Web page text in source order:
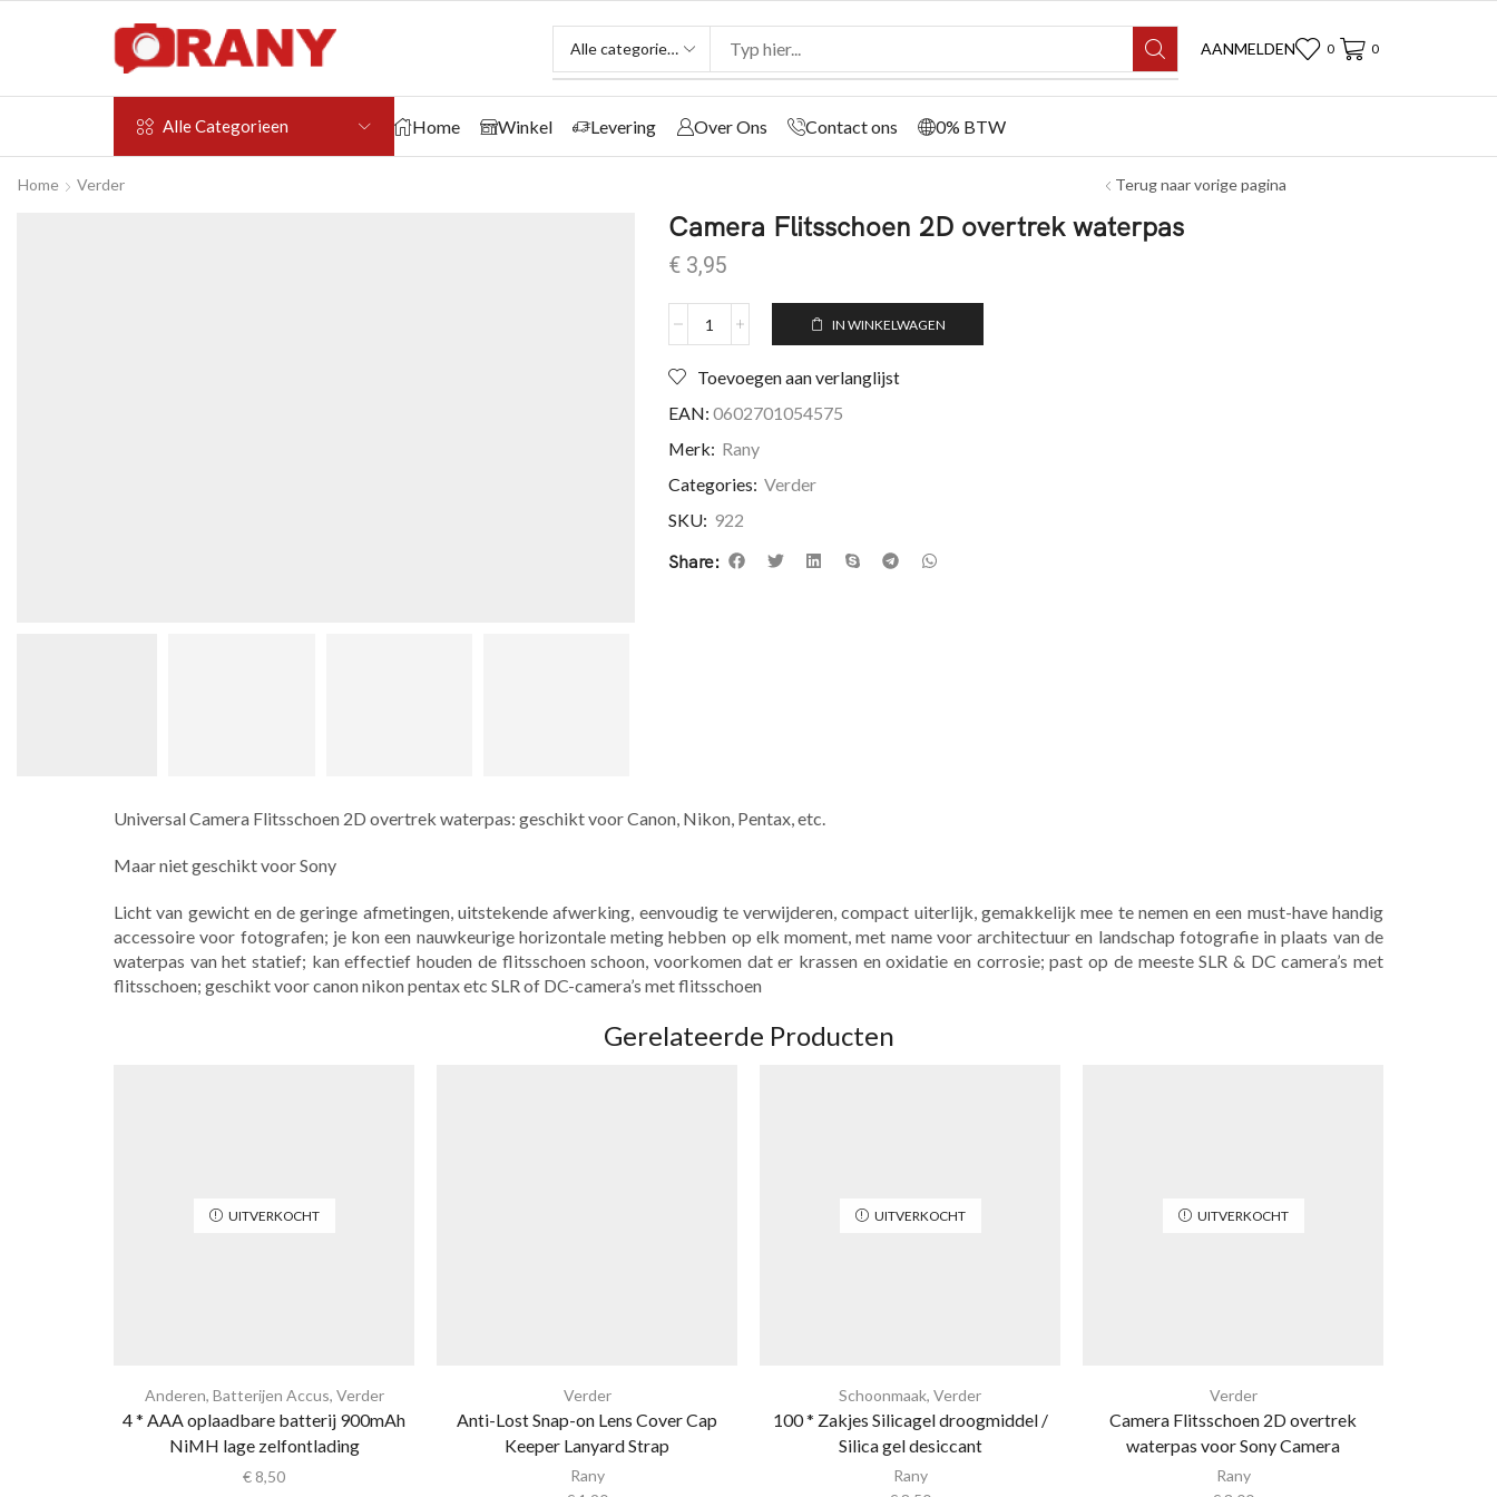
AANMELDEN 0 0
Alle Categorieen Home Winkel Levering Over Ons Contact ons 0% BTW
Home Verder Terug naar vorige pagina
Camera Flitsschoen 2D overtrek waterpas
€ 3,95
IN WINKELWAGEN
Toevoegen aan verlanglijst
EAN: 0602701054575
Merk: Rany
Categories: Verder
SKU: 922
Share:
Universal Camera Flitsschoen 2D overtrek waterpas: geschikt voor Canon, Nikon, Pentax, etc.
Maar niet geschikt voor Sony
Licht van gewicht en de geringe afmetingen, uitstekende afwerking, eenvoudig te verwijderen, compact uiterlijk, gemakkelijk mee te nemen en een must-have handig
accessoire voor fotografen; je kon een nauwkeurige horizontale meting hebben op elk moment, met name voor architectuur en landschap fotografie in plaats van de
waterpas van het statief; kan effectief houden de flitsschoen schoon, voorkomen dat er krassen en oxidatie en corrosie; past op de meeste SLR & DC camera’s met
flitsschoen; geschikt voor canon nikon pentax etc SLR of DC-camera’s met flitsschoen
Gerelateerde Producten
UITVERKOCHT
Anderen, Batterijen Accus, Verder
4 * AAA oplaadbare batterij 900mAh
NiMH lage zelfontlading
€ 8,50
Verder
Anti-Lost Snap-on Lens Cover Cap
Keeper Lanyard Strap
Rany
UITVERKOCHT
Schoonmaak, Verder
100 * Zakjes Silicagel droogmiddel /
Silica gel desiccant
Rany
UITVERKOCHT
Verder
Camera Flitsschoen 2D overtrek
waterpas voor Sony Camera
Rany